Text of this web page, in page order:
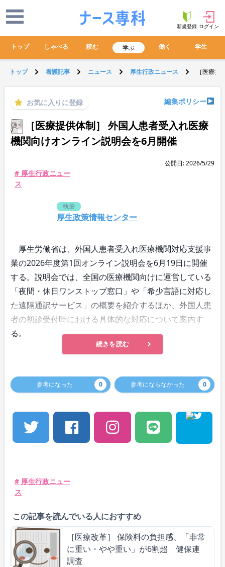
新規登録 ログイン
トップ しゃべる 読む 学ぶ 働く 学生
トップ 看護記事 ニュース 厚生行政ニュース ［医療
お気に入りに登録 編集ポリシー
［医療提供体制］ 外国人患者受入れ医療
機関向けオンライン説明会を6月開催
公開日: 2026/5/29
# 厚生行政ニュー
ス
執筆
厚生政策情報センター
厚生労働省は、外国人患者受入れ医療機関対応支援事
業の2026年度第1回オンライン説明会を6月19日に開催
する。説明会では、全国の医療機関向けに運営している
「夜間・休日ワンストップ窓口」や「希少言語に対応し
た遠隔通訳サービス」の概要を紹介するほか、外国人患
者の初診受付時における具体的な対応について案内す
る。
続きを読む
参考になった 0 参考にならなかった 0
# 厚生行政ニュー
ス
この記事を読んでいる人におすすめ
［医療改革］ 保険料の負担感、「非常
に重い・やや重い」が6割超 健保連
調査